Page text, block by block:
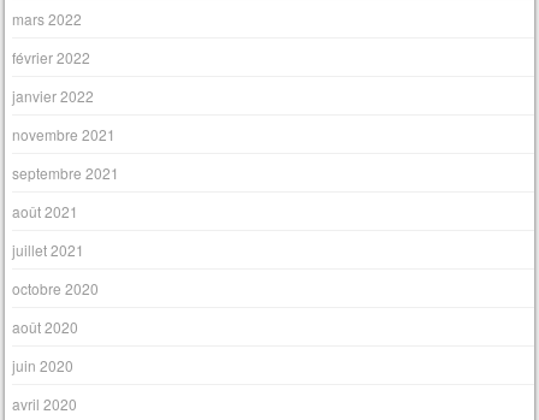
mars 2022
février 2022
janvier 2022
novembre 2021
septembre 2021
août 2021
juillet 2021
octobre 2020
août 2020
juin 2020
avril 2020